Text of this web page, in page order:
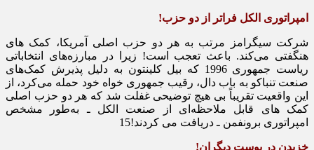
امپراتوری الکل فراتر از دو حزب!
شرکت سیگرامز مرتب به هر دو حزب اصلی آمریکا، کمک‌ های
هنگفتی می‌کند. باعث تعجب است! زیرا در مبارزه‌های انتخاباتی
ریاست جمهوری 1996 که بیل کلینتون به دلیل پذیرش کمک‌های
صنعت تنباکو به باب دال، رقیب جمهوری‌ خواه خود حمله می‌کرد، از
این واقعیت تقریباً بی ‌هیچ توضیحی غفلت شد که هر دو حزب اصلی
کمک ‌های قابل ملاحظه‌ای از صنعت الکل ـ به‌طور مشخص
امپراتوری برونفمن ـ دریافت می‌ کردند!15
خزیدن در پوست دیگران!